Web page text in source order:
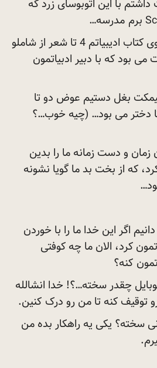
با این اتوبوسای زرد که
مدرسه…
یا مثلا دوست داشتم توی کتاب ادیبیاتم 4 تا شعر از شاملو
می بود که با دبیر ادبیاتمون
بغل دستیم عوض دو تا
دختر می بود… (چیه خوب…؟
و دست زمانه ما را بدین
که از بخت بد ما گویا نشونه
دانیم اگر این خدا ما را با خوردن
کرد، الان ما چه کوفتی
کنه؟
موبایل چقدر سخته…؟! خدا انشالله
توقیف کنه تا من رو درک کنین.
سخته؟ یکی یه راهکار بده من